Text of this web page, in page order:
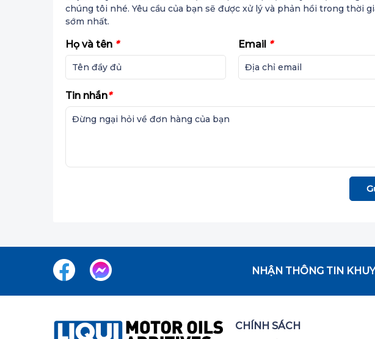
chúng tôi nhé. Yêu cầu của bạn sẽ được xử lý và phản hồi trong thời
sớm nhất.
Họ và tên * Email *
Tin nhắn*
NHẬN THÔNG TIN
CHÍNH SÁCH